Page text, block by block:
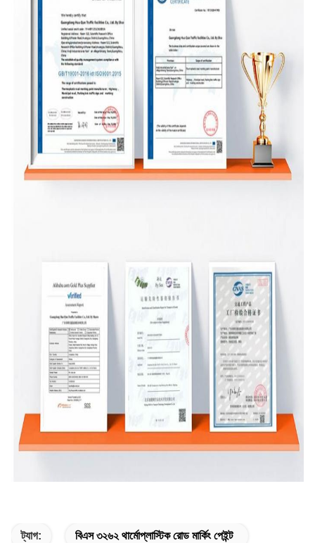
ট্যাগ: বিএস ৩২৬২ থার্মোপ্লাস্টিক রোড মার্কিং পেইন্ট